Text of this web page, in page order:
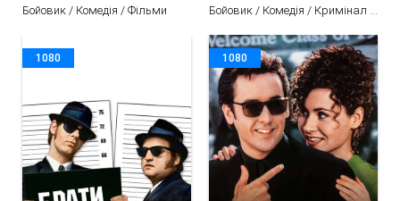
Бойовик / Комедія / Фільми Бойовик / Комедія / Кримінал / Музичний / Фільми
1080 1080